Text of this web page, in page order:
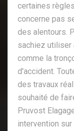
certaines
concerne pas
des alentours.
sachiez utiliser
comme la
d'accident.
des travaux
souhaité de
Pruvost
intervention